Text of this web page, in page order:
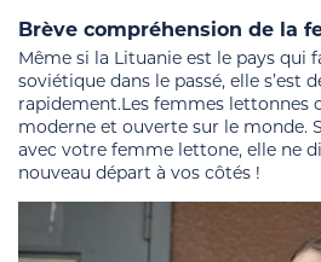
Brève compréhension de la
Même si la Lituanie est le pays qui
soviétique dans le passé, elle s’est
rapidement.Les femmes lettonnes
moderne et ouverte sur le monde.
avec votre femme lettone, elle ne
nouveau départ à vos côtés !